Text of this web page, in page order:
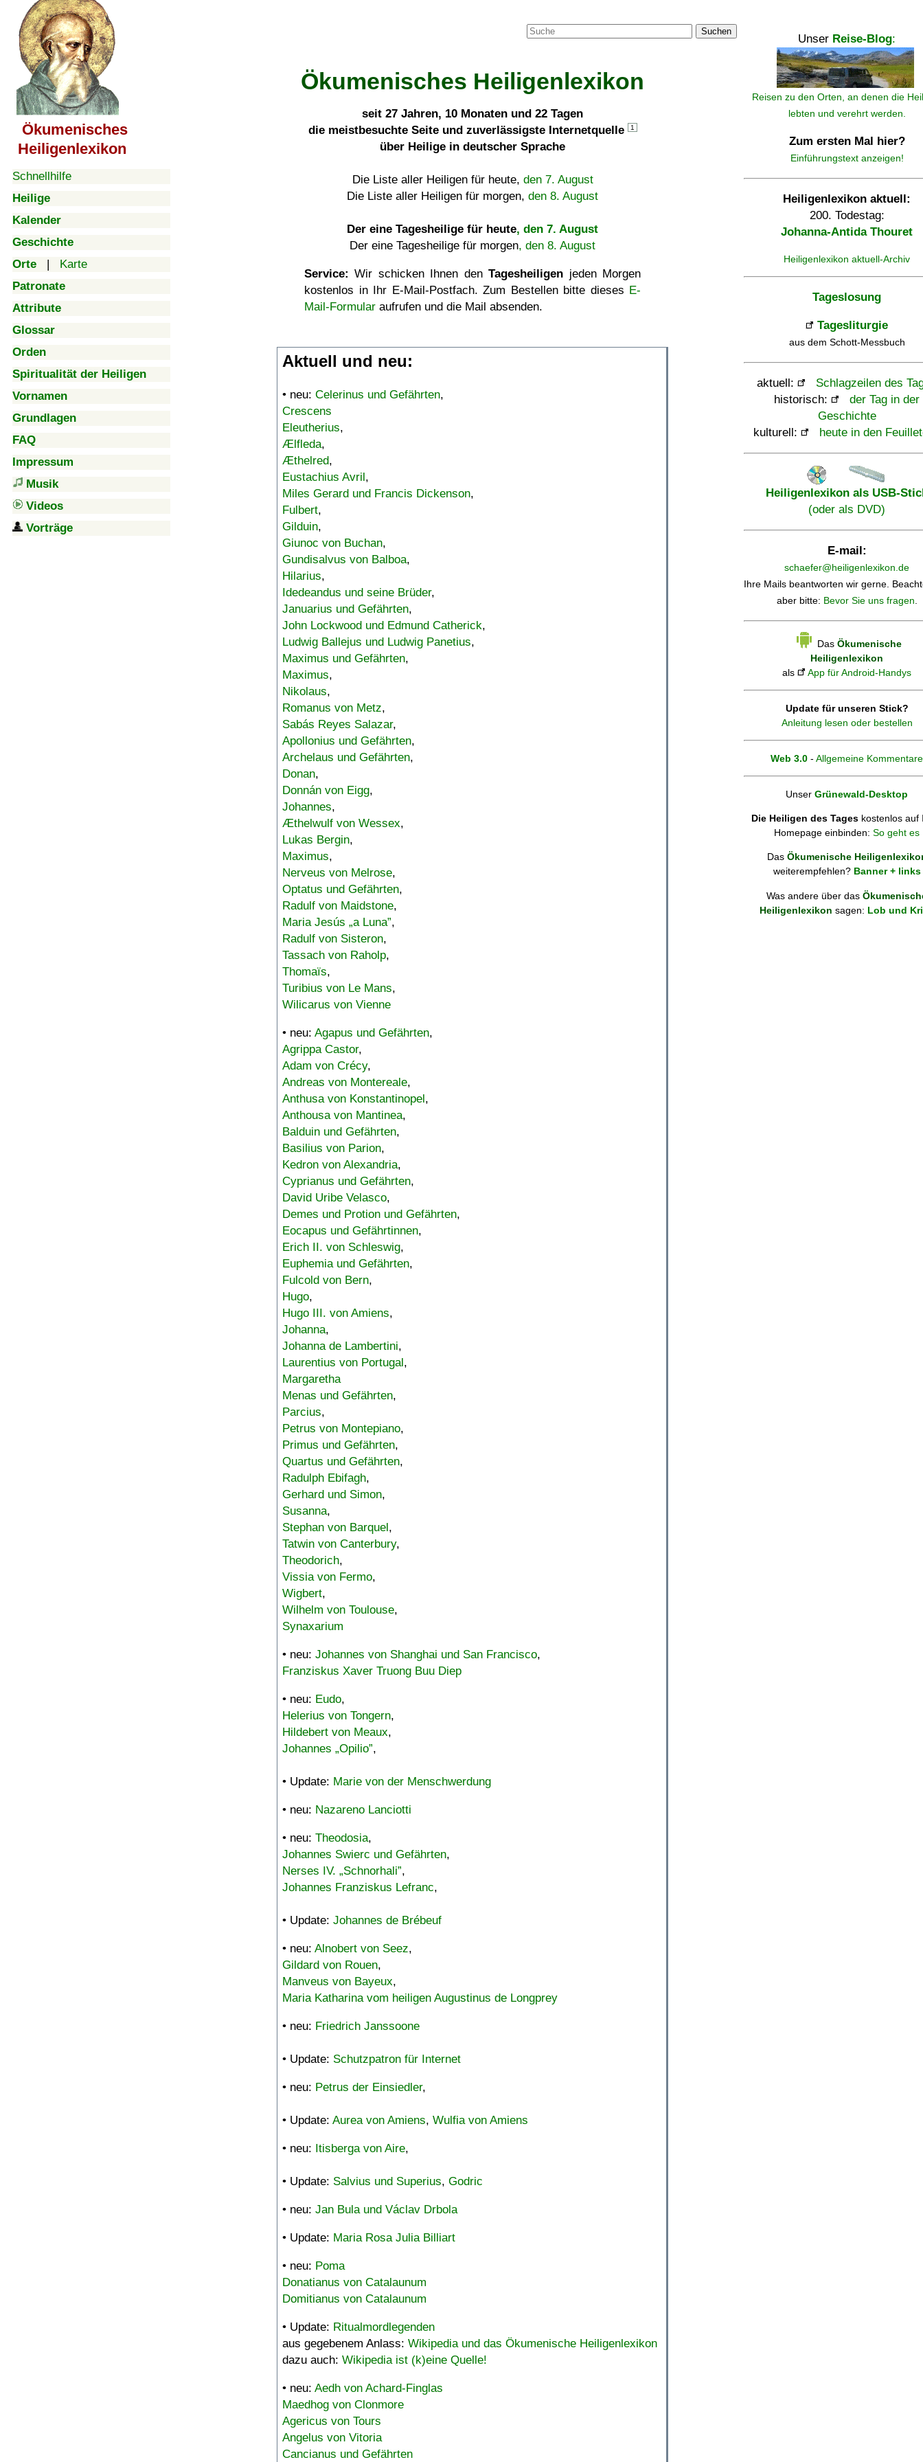
Ökumenisches
Heiligenlexikon
Schnellhilfe
Heilige
Kalender
Geschichte
Orte | Karte
Patronate
Attribute
Glossar
Orden
Spiritualität der Heiligen
Vornamen
Grundlagen
FAQ
Impressum
Musik
Videos
Vorträge
Suchen
Ökumenisches Heiligenlexikon
seit 27 Jahren, 10 Monaten und 22 Tagen
die meistbesuchte Seite und zuverlässigste Internetquelle
1
über Heilige in deutscher Sprache
Die Liste aller Heiligen für heute, den 7. August
Die Liste aller Heiligen für morgen, den 8. August
Der eine Tagesheilige für heute, den 7. August
Der eine Tagesheilige für morgen, den 8. August
Service: Wir schicken Ihnen denTagesheiligen jeden Morgen
kostenlos in Ihr E-Mail-Postfach. Zum Bestellen bitte dieses E-
Mail-Formular aufrufen und die Mail absenden.
Aktuell und neu:
• neu: Celerinus und Gefährten,
Crescens
Eleutherius,
Ælfleda,
Æthelred,
Eustachius Avril,
Miles Gerard und Francis Dickenson,
Fulbert,
Gilduin,
Giunoc von Buchan,
Gundisalvus von Balboa,
Hilarius,
Idedeandus und seine Brüder,
Januarius und Gefährten,
John Lockwood und Edmund Catherick,
Ludwig Ballejus und Ludwig Panetius,
Maximus und Gefährten,
Maximus,
Nikolaus,
Romanus von Metz,
Sabás Reyes Salazar,
Apollonius und Gefährten,
Archelaus und Gefährten,
Donan,
Donnán von Eigg,
Johannes,
Æthelwulf von Wessex,
Lukas Bergin,
Maximus,
Nerveus von Melrose,
Optatus und Gefährten,
Radulf von Maidstone,
Maria Jesús „a Luna”,
Radulf von Sisteron,
Tassach von Raholp,
Thomaïs,
Turibius von Le Mans,
Wilicarus von Vienne
• neu: Agapus und Gefährten,
Agrippa Castor,
Adam von Crécy,
Andreas von Montereale,
Anthusa von Konstantinopel,
Anthousa von Mantinea,
Balduin und Gefährten,
Basilius von Parion,
Kedron von Alexandria,
Cyprianus und Gefährten,
David Uribe Velasco,
Demes und Protion und Gefährten,
Eocapus und Gefährtinnen,
Erich II. von Schleswig,
Euphemia und Gefährten,
Fulcold von Bern,
Hugo,
Hugo III. von Amiens,
Johanna,
Johanna de Lambertini,
Laurentius von Portugal,
Margaretha
Menas und Gefährten,
Parcius,
Petrus von Montepiano,
Primus und Gefährten,
Quartus und Gefährten,
Radulph Ebifagh,
Gerhard und Simon,
Susanna,
Stephan von Barquel,
Tatwin von Canterbury,
Theodorich,
Vissia von Fermo,
Wigbert,
Wilhelm von Toulouse,
Synaxarium
• neu: Johannes von Shanghai und San Francisco,
Franziskus Xaver Truong Buu Diep
• neu: Eudo,
Helerius von Tongern,
Hildebert von Meaux,
Johannes „Opilio”,
• Update: Marie von der Menschwerdung
• neu: Nazareno Lanciotti
• neu: Theodosia,
Johannes Swierc und Gefährten,
Nerses IV. „Schnorhali”,
Johannes Franziskus Lefranc,
• Update: Johannes de Brébeuf
• neu: Alnobert von Seez,
Gildard von Rouen,
Manveus von Bayeux,
Maria Katharina vom heiligen Augustinus de Longprey
• neu: Friedrich Janssoone
• Update: Schutzpatron für Internet
• neu: Petrus der Einsiedler,
• Update: Aurea von Amiens, Wulfia von Amiens
• neu: Itisberga von Aire,
• Update: Salvius und Superius, Godric
• neu: Jan Bula und Václav Drbola
• Update: Maria Rosa Julia Billiart
• neu: Poma
Donatianus von Catalaunum
Domitianus von Catalaunum
• Update: Ritualmordlegenden
aus gegebenem Anlass: Wikipedia und das Ökumenische Heiligenlexikon
dazu auch: Wikipedia ist (k)eine Quelle!
• neu: Aedh von Achard-Finglas
Maedhog von Clonmore
Agericus von Tours
Angelus von Vitoria
Cancianus und Gefährten
Unser Reise-Blog:
Reisen zu den Orten, an denen die
lebten und verehrt werden.
Zum ersten Mal hier?
Einführungstext anzeigen!
Heiligenlexikon aktuell:
200. Todestag:
Johanna-Antida Thouret
Heiligenlexikon aktuell-Archiv
Tageslosung
Tagesliturgie
aus dem Schott-Messbuch
aktuell:
Schlagzeilen des
historisch:
der Tag in der
Geschichte
kulturell:
heute in den
Heiligenlexikon als USB-
(oder als DVD)
E-mail:
schaefer@heiligenlexikon.de
Ihre Mails beantworten wir gerne.
aber bitte: Bevor Sie uns fragen.
Das Ökumenische
Heiligenlexikon
als
App für Android-Handys
Update für unseren Stick?
Anleitung lesen oder bestellen
Web 3.0 - Allgemeine Kommentare
Unser Grünewald-Desktop
Die Heiligen des Tages kostenlos auf
Homepage einbinden: So geht es
Das Ökumenische
weiterempfehlen? Banner + links
Was andere über das
Heiligenlexikon sagen: Lob und